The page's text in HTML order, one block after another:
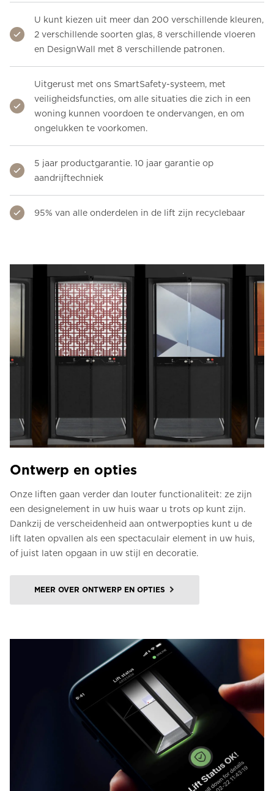
U kunt kiezen uit meer dan 200 verschillende kleuren,
2 verschillende soorten glas, 8 verschillende vloeren
en DesignWall met 8 verschillende patronen.
Uitgerust met ons SmartSafety-systeem, met
veiligheidsfuncties, om alle situaties die zich in een
woning kunnen voordoen te ondervangen, en om
ongelukken te voorkomen.
5 jaar productgarantie. 10 jaar garantie op
aandrijftechniek
95% van alle onderdelen in de lift zijn recyclebaar
Ontwerp en opties
Onze liften gaan verder dan louter functionaliteit: ze zijn
een designelement in uw huis waar u trots op kunt zijn.
Dankzij de verscheidenheid aan ontwerpopties kunt u de
lift laten opvallen als een spectaculair element in uw huis,
of juist laten opgaan in uw stijl en decoratie.
MEER OVER ONTWERP EN OPTIES